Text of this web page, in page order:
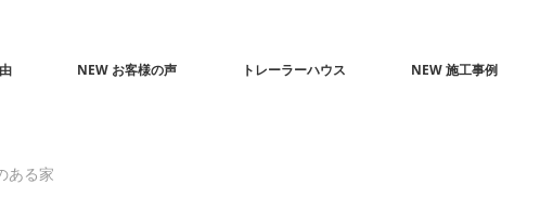
NEW お客様の声 トレーラーハウス NEW 施工事例
ある家